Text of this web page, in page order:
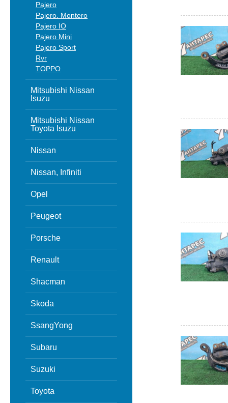
Pajero
Pajero. Montero
Pajero IO
Pajero Mini
Pajero Sport
Rvr
TOPPO
Mitsubishi Nissan
Isuzu
Mitsubishi Nissan
Toyota Isuzu
Nissan
Nissan, Infiniti
Opel
Peugeot
Porsche
Renault
Shacman
Skoda
SsangYong
Subaru
Suzuki
Toyota